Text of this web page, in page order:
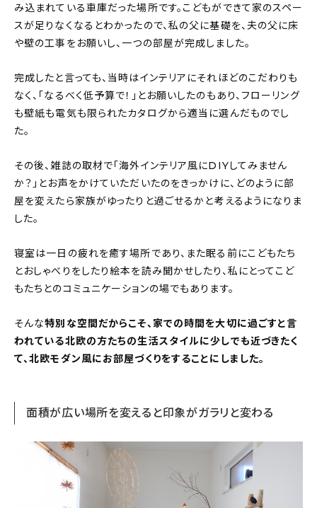
み込まれている車庫だった場所です。こどもができて家のスペー
スが足りなくなるとわかったので、私の父に基礎を、夫の父に床
や壁の工事をお願いし、一つの部屋が完成しました。
完成したと言っても、当時はインテリアにそれほどのこだわりも
なく、「なるべく低予算で！」とお願いしたのもあり、フローリング
も壁紙も電気も限られたカタログから適当に選んだものでし
た。
その後、雑誌の取材で「海外インテリア風にDIYしてみません
か？」とお声をかけていただいたのをきっかけに、どのように部
屋を変えたら家族がゆったりと過ごせるかと考えるようになりま
した。
寝室は一日の疲れを癒す場所であり、また眠る前にこどもたち
とおしゃべりをしたり絵本を読み聞かせしたり、私にとってこど
もたちとのコミュニケーションの場でもあります。
そんな特別な空間だからこそ、家での時間を大切に過ごすと言
われている北欧の方たちの生活スタイルに少しでも近づきたく
て、北欧モダン風にお部屋づくりをすることにしました。
面積が広い場所を変えると印象がガラリと変わる